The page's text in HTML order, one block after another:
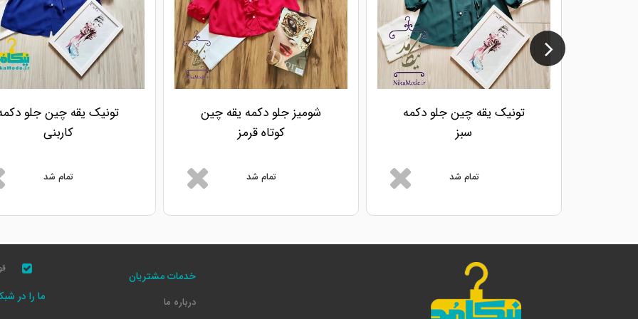
تونیک یقه چین جلو دکمه
سبز
تمام شد
شومیز جلو دکمه یقه چین
کوتاه قرمز
تمام شد
تونیک یقه چین جلو
کاربنی
تمام شد
خدمات مشتریان
درباره ما
ما را در